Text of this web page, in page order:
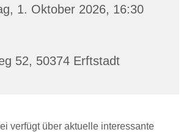
1. Oktober 2026, 16:30
52, 50374 Erftstadt
verfügt über aktuelle interessante